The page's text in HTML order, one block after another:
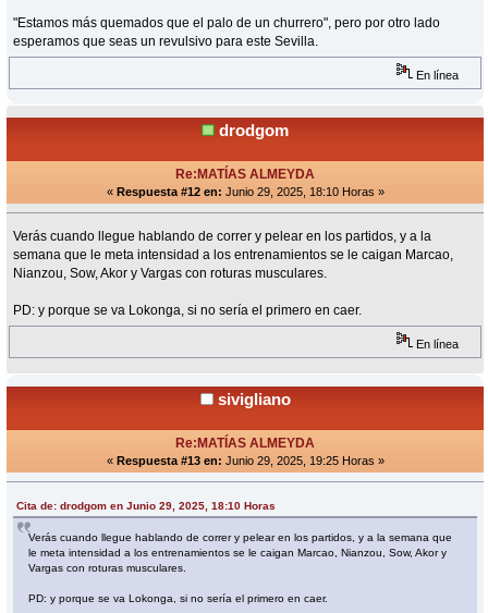
"Estamos más quemados que el palo de un churrero", pero por otro lado
esperamos que seas un revulsivo para este Sevilla.
En línea
drodgom
Re:MATÍAS ALMEYDA
« Respuesta #12 en: Junio 29, 2025, 18:10 Horas »
Verás cuando llegue hablando de correr y pelear en los partidos, y a la
semana que le meta intensidad a los entrenamientos se le caigan Marcao,
Nianzou, Sow, Akor y Vargas con roturas musculares.
PD: y porque se va Lokonga, si no sería el primero en caer.
En línea
sivigliano
Re:MATÍAS ALMEYDA
« Respuesta #13 en: Junio 29, 2025, 19:25 Horas »
Cita de: drodgom en Junio 29, 2025, 18:10 Horas
Verás cuando llegue hablando de correr y pelear en los partidos, y a la semana que
le meta intensidad a los entrenamientos se le caigan Marcao, Nianzou, Sow, Akor y
Vargas con roturas musculares.
PD: y porque se va Lokonga, si no sería el primero en caer.